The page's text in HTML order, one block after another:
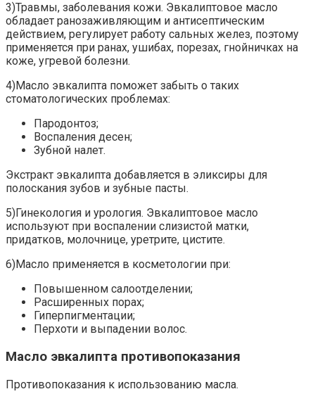
3)Травмы, заболевания кожи. Эвкалиптовое масло
обладает ранозаживляющим и антисептическим
действием, регулирует работу сальных желез, поэтому
применяется при ранах, ушибах, порезах, гнойничках на
коже, угревой болезни.
4)Масло эвкалипта поможет забыть о таких
стоматологических проблемах:
Пародонтоз;
Воспаления десен;
Зубной налет.
Экстракт эвкалипта добавляется в эликсиры для
полоскания зубов и зубные пасты.
5)Гинекология и урология. Эвкалиптовое масло
используют при воспалении слизистой матки,
придатков, молочнице, уретрите, цистите.
6)Масло применяется в косметологии при:
Повышенном салоотделении;
Расширенных порах;
Гиперпигментации;
Перхоти и выпадении волос.
Масло эвкалипта противопоказания
Противопоказания к использованию масла.